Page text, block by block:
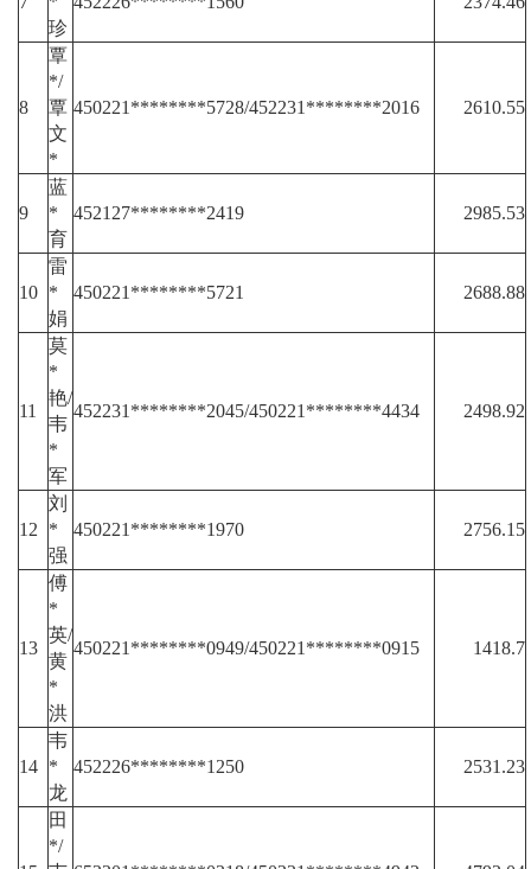
珍
8
覃
*/
覃
文
*
450221********5728/452231********2016 2610.55
9
蓝
*
育
452127********2419 2985.53
10
雷
*
娟
450221********5721 2688.88
11
莫
*
艳/
韦
*
军
452231********2045/450221********4434 2498.92
12
刘
*
强
450221********1970 2756.15
13
傅
*
英/
黄
*
洪
450221********0949/450221********0915 1418.7
14
韦
*
龙
452226********1250 2531.23
田
*/